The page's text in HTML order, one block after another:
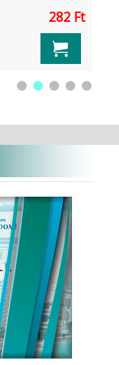
282 Ft